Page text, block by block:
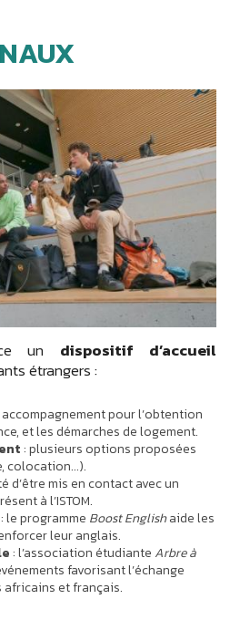
un dispositif d’accueil
étrangers :
accompagnement pour l’obtention
et les démarches de logement.
: plusieurs options proposées
colocation...).
d’être mis en contact avec un
à l’ISTOM.
: le programme Boost Englishaide les
leur anglais.
: l’association étudiante Arbre à
favorisant l’échange
et français.